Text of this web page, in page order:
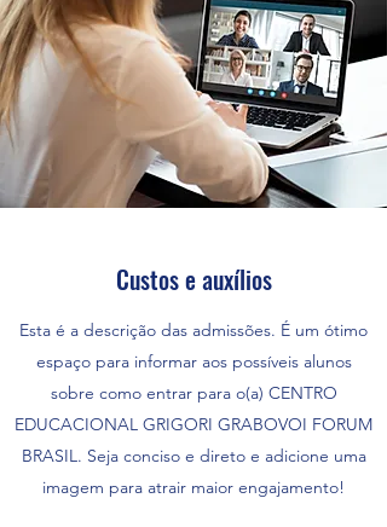
Custos e auxílios
Esta é a descrição das admissões. É um ótimo
espaço para informar aos possíveis alunos
sobre como entrar para o(a) CENTRO
EDUCACIONAL GRIGORI GRABOVOI FORUM
BRASIL. Seja conciso e direto e adicione uma
imagem para atrair maior engajamento!